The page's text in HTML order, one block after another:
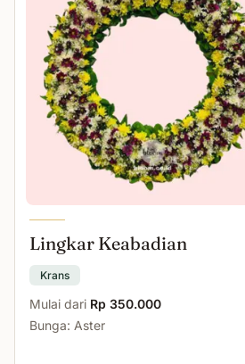
Lingkar Keabadian
Krans
Mulai dari Rp 350.000
Bunga: Aster